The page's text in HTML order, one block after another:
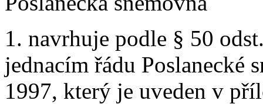
1. navrhuje podle § 50
jednacím řádu Poslanecké
1997, který je uveden v